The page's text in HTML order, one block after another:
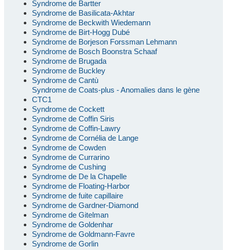
Syndrome de Bartter
Syndrome de Basilicata-Akhtar
Syndrome de Beckwith Wiedemann
Syndrome de Birt-Hogg Dubé
Syndrome de Borjeson Forssman Lehmann
Syndrome de Bosch Boonstra Schaaf
Syndrome de Brugada
Syndrome de Buckley
Syndrome de Cantù
Syndrome de Coats-plus - Anomalies dans le gène
CTC1
Syndrome de Cockett
Syndrome de Coffin Siris
Syndrome de Coffin-Lawry
Syndrome de Cornélia de Lange
Syndrome de Cowden
Syndrome de Currarino
Syndrome de Cushing
Syndrome de De la Chapelle
Syndrome de Floating-Harbor
Syndrome de fuite capillaire
Syndrome de Gardner-Diamond
Syndrome de Gitelman
Syndrome de Goldenhar
Syndrome de Goldmann-Favre
Syndrome de Gorlin